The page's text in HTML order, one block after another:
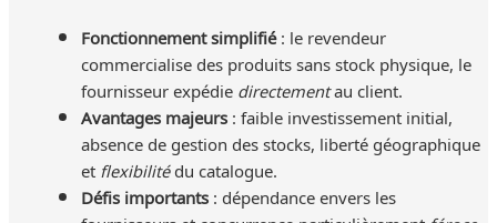
Fonctionnement simplifié: le revendeur
commercialise des produits sans stock physique, le
fournisseur expédiedirectementau client.
Avantages majeurs: faible investissement initial,
absence de gestion des stocks, liberté géographique
etflexibilitédu catalogue.
Défis importants: dépendance envers les